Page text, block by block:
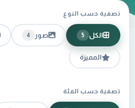
تصفية حسب النوع
الكل 5 صور 4
المميزة
تصفية حسب الفئة